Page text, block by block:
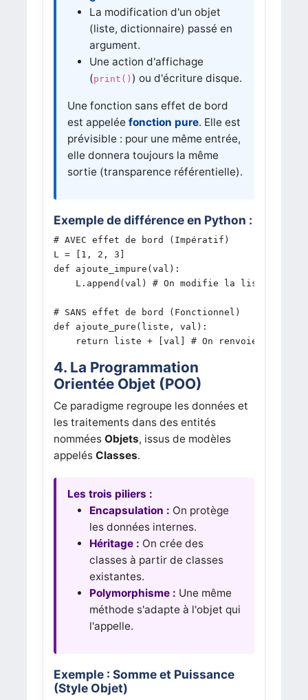
La modification d'un objet
(liste, dictionnaire) passé en
argument.
Une action d'affichage
(print() ) ou d'écriture disque.
Une fonction sans effet de bord
est appelée fonction pure. Elle est
prévisible : pour une même entrée,
elle donnera toujours la même
sortie (transparence référentielle).
Exemple de différence en Python :
# AVEC effet de bord (Impératif)
L = [1, 2, 3]
def ajoute_impure(val):
L.append(val) # On modifie la liste L
# SANS effet de bord (Fonctionnel)
def ajoute_pure(liste, val):
return liste + [val] # On renvoie une
4. La Programmation
Orientée Objet (POO)
Ce paradigme regroupe les données et
les traitements dans des entités
nommées Objets, issus de modèles
appelés Classes.
Les trois piliers :
Encapsulation : On protège
les données internes.
Héritage : On crée des
classes à partir de classes
existantes.
Polymorphisme : Une même
méthode s'adapte à l'objet qui
l'appelle.
Exemple : Somme et Puissance
(Style Objet)